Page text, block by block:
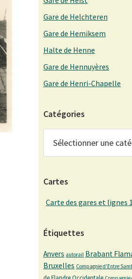
Gare de Helchteren
Gare de Hemiksem
Halte de Henne
Gare de Hennuyères
Gare de Henri-Chapelle
Catégories
Cartes
Carte des gares et lignes
Étiquettes
Anvers autorail Brabant
Bruxelles Compagnie d'Entre